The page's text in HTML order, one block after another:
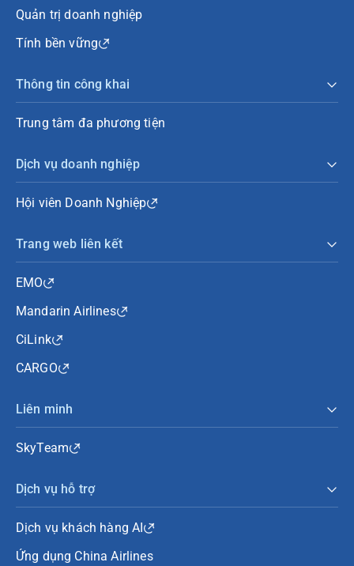
Quản trị doanh nghiệp
Tính bền vững
Thông tin công khai
Trung tâm đa phương tiện
Dịch vụ doanh nghiệp
Hội viên Doanh Nghiệp
Trang web liên kết
EMO
Mandarin Airlines
CiLink
CARGO
Liên minh
SkyTeam
Dịch vụ hỗ trợ
Dịch vụ khách hàng AI
Ứng dụng China Airlines